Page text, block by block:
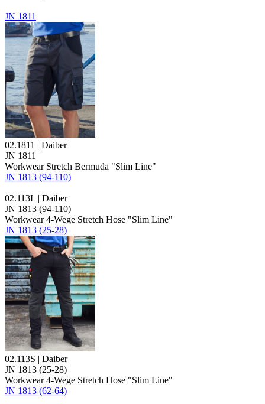
JN 1811
02.1811 | Daiber
JN 1811
Workwear Stretch Bermuda "Slim Line"
JN 1813 (94-110)
02.113L | Daiber
JN 1813 (94-110)
Workwear 4-Wege Stretch Hose "Slim Line"
JN 1813 (25-28)
02.113S | Daiber
JN 1813 (25-28)
Workwear 4-Wege Stretch Hose "Slim Line"
JN 1813 (62-64)